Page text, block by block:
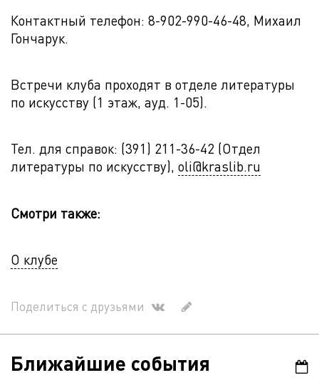
Контактный телефон: 8-902-990-46-48, Михаил
Гончарук.
Встречи клуба проходят в отделе литературы
по искусству (1 этаж, ауд. 1-05).
Тел. для справок: (391) 211-36-42 (Отдел
литературы по искусству), oli@kraslib.ru
Смотри также:
О клубе
Поделиться с друзьями
Ближайшие события